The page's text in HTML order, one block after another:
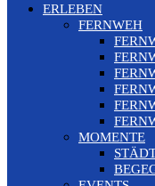
ERLEBEN
FERNWEH
MOMENTE